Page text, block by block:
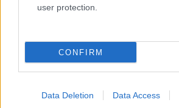
user protection.
CONFIRM
Data Deletion Data Access
véres